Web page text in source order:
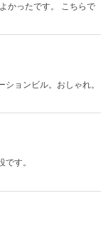
かったです。 こちらで
ョンビル。おしゃれ。
す。